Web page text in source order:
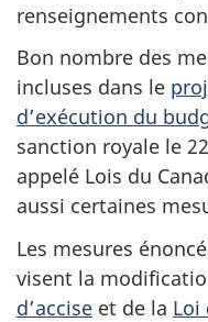
renseignements
Bon nombre des
incluses dans le
d’exécution du
sanction royale le
appelé Lois du
aussi certaines
Les mesures
visent la
d’accise et de la Loi